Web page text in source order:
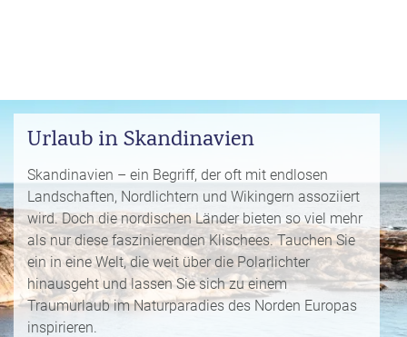
o
ei
s
e
zi
el
e
d
h
a
e
i
s
e
n
K
r
p
e
l
s
F
r
ü
h
WhatsApp
Messenger
Telegram
X /
Twitter
Urlaub in Skandinavien
Skandinavien – ein Begriff, der oft mit endlosen
Landschaften, Nordlichtern und Wikingern assoziiert
wird. Doch die nordischen Länder bieten so viel mehr
als nur diese faszinierenden Klischees. Tauchen Sie
ein in eine Welt, die weit über die Polarlichter
hinausgeht und lassen Sie sich zu einem
Traumurlaub im Naturparadies des Norden Europas
inspirieren.